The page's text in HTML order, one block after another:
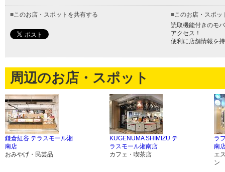
■ このお店・スポットを共有する ■ このお店・スポ
読取機能付きのモ
アクセス！
便利に店舗情報を
周辺のお店・スポット
鎌倉紅谷 テラスモール湘
南店
おみやげ・民芸品
KUGENUMA SHIMIZU テ
ラスモール湘南店
カフェ・喫茶店
ラ
南
エ
ン